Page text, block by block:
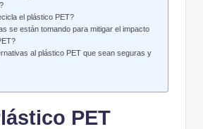
el plástico PET?
se están tomando para mitigar‍ el impacto
al‌ plástico PET que sean seguras y
PET‍